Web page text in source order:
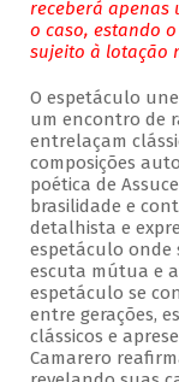
receberá apenas
o caso, estando
sujeito à lotação
O espetáculo
um encontro de
entrelaçam
composições
poética de
brasilidade e
detalhista e
espetáculo onde
escuta mútua e
espetáculo se
entre gerações,
clássicos e
Camarero